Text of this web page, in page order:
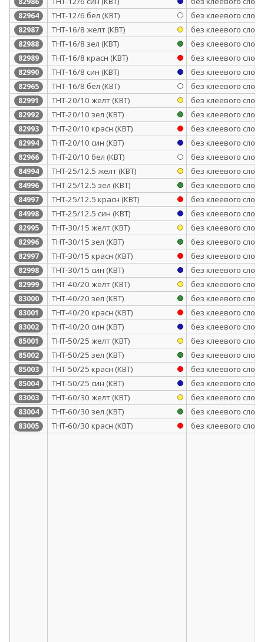
82964 ТНТ-12/6 бел (КВТ) без клеевого слоя
82987 ТНТ-16/8 желт (КВТ) без клеевого слоя
82988 ТНТ-16/8 зел (КВТ) без клеевого слоя
82989 ТНТ-16/8 красн (КВТ) без клеевого слоя
82990 ТНТ-16/8 син (КВТ) без клеевого слоя
82965 ТНТ-16/8 бел (КВТ) без клеевого слоя
82991 ТНТ-20/10 желт (КВТ) без клеевого слоя
82992 ТНТ-20/10 зел (КВТ) без клеевого слоя
82993 ТНТ-20/10 красн (КВТ) без клеевого слоя
82994 ТНТ-20/10 син (КВТ) без клеевого слоя
82966 ТНТ-20/10 бел (КВТ) без клеевого слоя
84994 ТНТ-25/12.5 желт (КВТ) без клеевого слоя
84996 ТНТ-25/12.5 зел (КВТ) без клеевого слоя
84997 ТНТ-25/12.5 красн (КВТ) без клеевого слоя
84998 ТНТ-25/12.5 син (КВТ) без клеевого слоя
82995 ТНТ-30/15 желт (КВТ) без клеевого слоя
82996 ТНТ-30/15 зел (КВТ) без клеевого слоя
82997 ТНТ-30/15 красн (КВТ) без клеевого слоя
82998 ТНТ-30/15 син (КВТ) без клеевого слоя
82999 ТНТ-40/20 желт (КВТ) без клеевого слоя
83000 ТНТ-40/20 зел (КВТ) без клеевого слоя
83001 ТНТ-40/20 красн (КВТ) без клеевого слоя
83002 ТНТ-40/20 син (КВТ) без клеевого слоя
85001 ТНТ-50/25 желт (КВТ) без клеевого слоя
85002 ТНТ-50/25 зел (КВТ) без клеевого слоя
85003 ТНТ-50/25 красн (КВТ) без клеевого слоя
85004 ТНТ-50/25 син (КВТ) без клеевого слоя
83003 ТНТ-60/30 желт (КВТ) без клеевого слоя
83004 ТНТ-60/30 зел (КВТ) без клеевого слоя
83005 ТНТ-60/30 красн (КВТ) без клеевого слоя